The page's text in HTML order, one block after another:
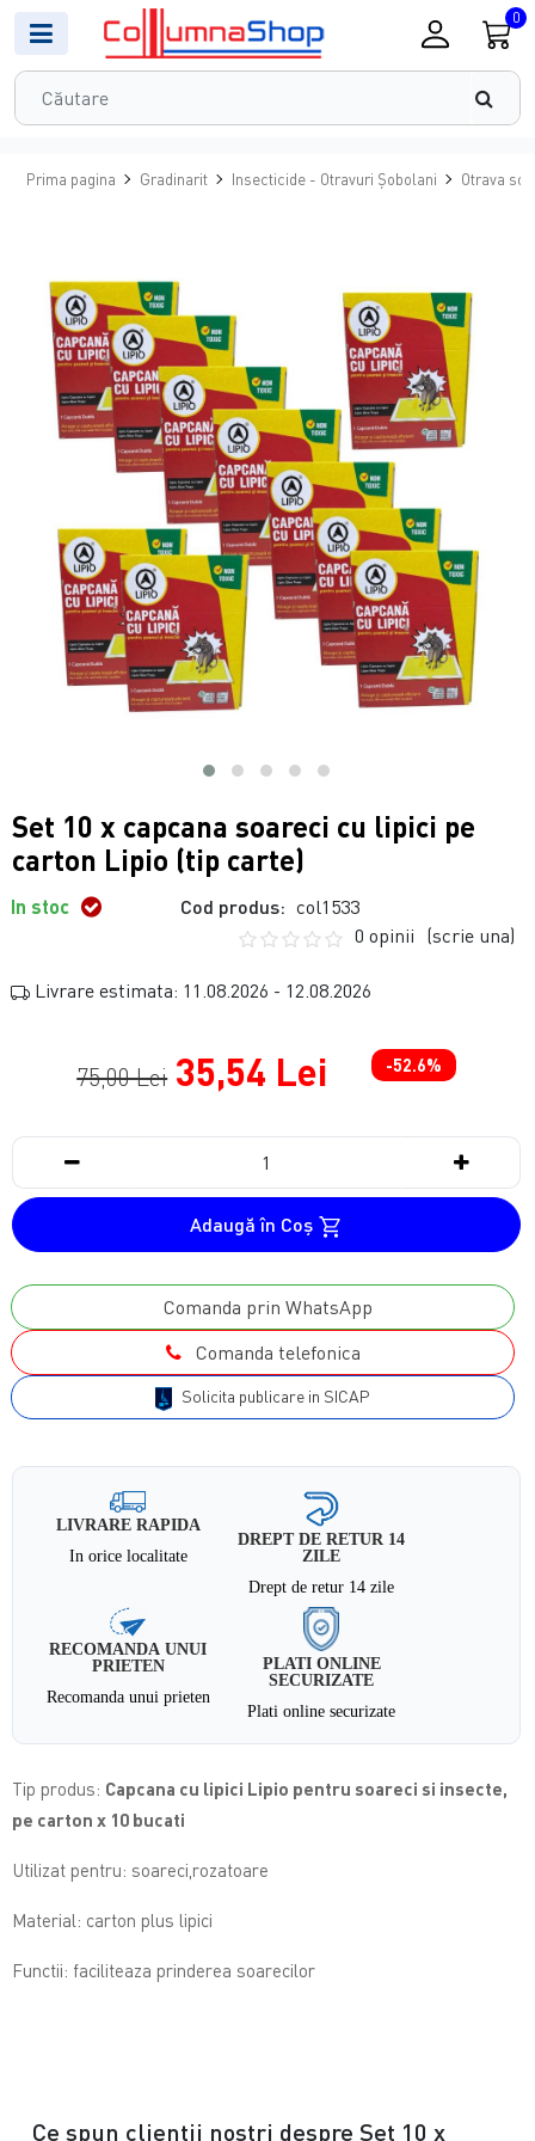
0
Prima pagina Gradinarit Insecticide - Otravuri Șobolani Otrava
Set 10 x capcana soareci cu lipici pe
carton Lipio (tip carte)
In stoc Cod produs: col1533
0 opinii (scrie una)
Livrare estimata: 11.08.2026 - 12.08.2026
75,00 Lei 35,54 Lei -52.6%
Adaugă în Coş
Comanda prin WhatsApp
Comanda telefonica
Solicita publicare in SICAP
LIVRARE RAPIDA
In orice localitate
DREPT DE RETUR 14
ZILE
Drept de retur 14 zile
RECOMANDA UNUI
PRIETEN
Recomanda unui prieten
PLATI ONLINE
SECURIZATE
Plati online securizate
Tip produs: Capcana cu lipici Lipio pentru soareci si insecte,
pe carton x 10 bucati
Utilizat pentru: soareci,rozatoare
Material: carton plus lipici
Functii: faciliteaza prinderea soarecilor
Ce spun clientii nostri despre Set 10 x